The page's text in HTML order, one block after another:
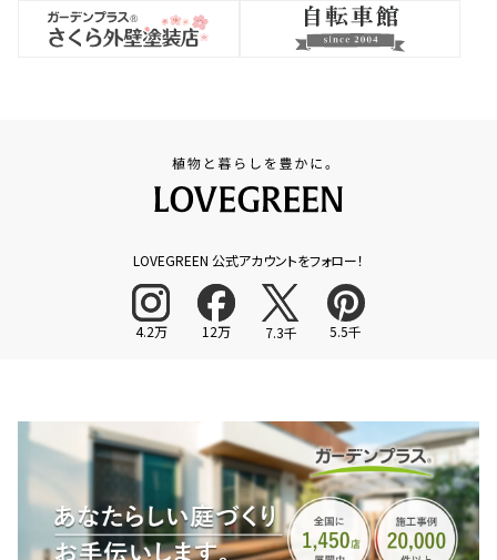
LOVEGREEN 公式アカウントをフォロー！
4.2万 12万 7.3千 5.5千